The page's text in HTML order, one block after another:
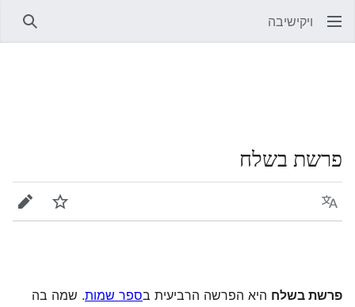
ויקישיבה
פרשת בשלח
שפה מעקב
פרשת בשלח היא הפרשה הרביעית בספר שמות. שמה בה